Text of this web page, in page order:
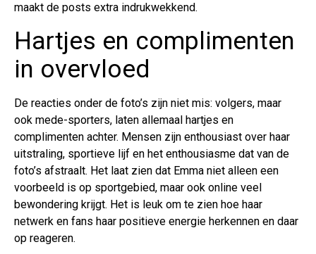
maakt de posts extra indrukwekkend.
Hartjes en complimenten
in overvloed
De reacties onder de foto’s zijn niet mis: volgers, maar
ook mede-sporters, laten allemaal hartjes en
complimenten achter. Mensen zijn enthousiast over haar
uitstraling, sportieve lijf en het enthousiasme dat van de
foto’s afstraalt. Het laat zien dat Emma niet alleen een
voorbeeld is op sportgebied, maar ook online veel
bewondering krijgt. Het is leuk om te zien hoe haar
netwerk en fans haar positieve energie herkennen en daar
op reageren.